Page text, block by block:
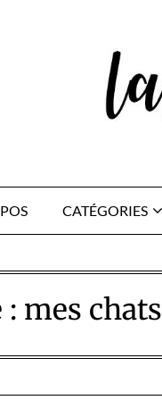
CATÉGORIES
: mes chats